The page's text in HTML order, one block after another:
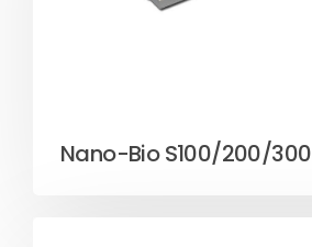
Nano-Bio S100/200/300